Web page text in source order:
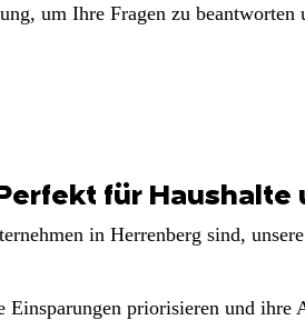
um Ihre Fragen zu
für Haushalte
in Herrenberg sind,
priorisieren und ihre